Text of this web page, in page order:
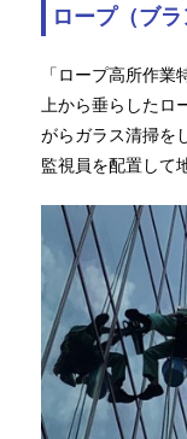
ロープ（ブラ
「ロープ高所作
上から垂らした
がらガラス清掃を
監視員を配置して